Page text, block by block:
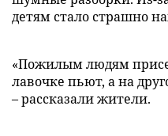
детям стало страшно
«Пожилым людям
лавочке пьют, a нa
– рассказали жители.